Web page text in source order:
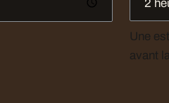
Une
avant